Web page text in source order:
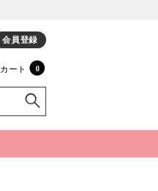
会員登録
カート 0